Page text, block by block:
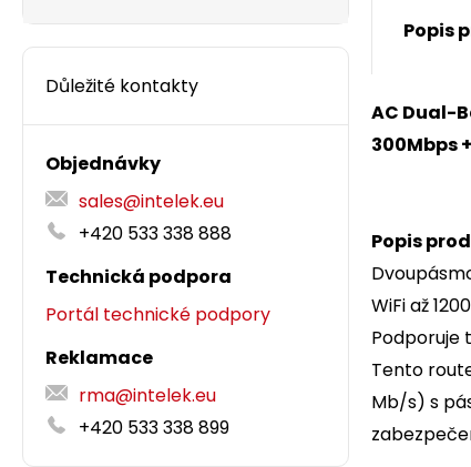
Důležité kontakty
Objednávky
sales@intelek.eu
+420 533 338 888
Technická podpora
Portál technické podpory
Reklamace
rma@intelek.eu
+420 533 338 899
Popis
AC Dual-
300Mbps
Popis
WiFi až
Podporuje
Tento
Mb/s) s